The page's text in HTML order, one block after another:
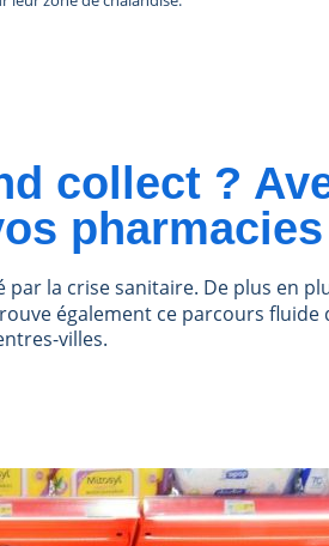
collect ?
la crise sanitaire. De plus en
également ce parcours
villes.